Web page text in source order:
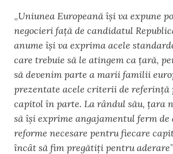
„Uniunea Europeană își va expune
negocieri față de candidatul
anume își va exprima acele
care trebuie să le atingem ca țară,
să devenim parte a marii familii
prezentate acele criterii de referință
capitol în parte. La rândul său, țara
să își exprime angajamentul ferm de
reforme necesare pentru fiecare
încât să fim pregătiți pentru aderare